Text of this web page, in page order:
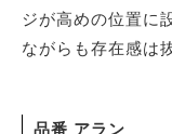
ジが高めの位置に
ながらも存在感は
品番 アラン